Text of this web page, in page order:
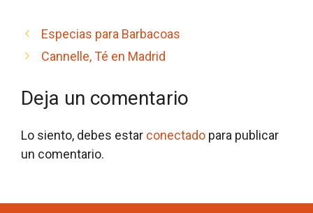
Especias para Barbacoas
Cannelle, Té en Madrid
Deja un comentario
Lo siento, debes estar conectado para publicar
un comentario.